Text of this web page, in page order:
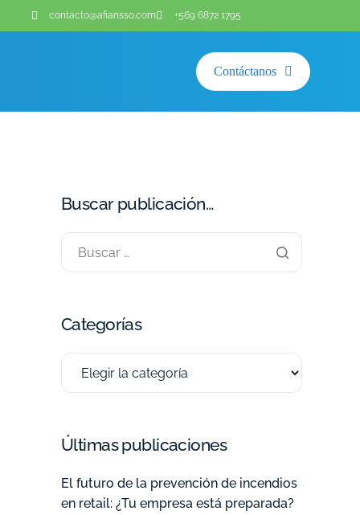
contacto@afiansso.com +569 6872 1795
Contáctanos
Buscar publicación…
Categorías
Últimas publicaciones
El futuro de la prevención de incendios
en retail: ¿Tu empresa está preparada?